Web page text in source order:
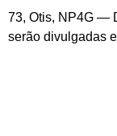
73, Otis, NP4G —
serão divulgadas